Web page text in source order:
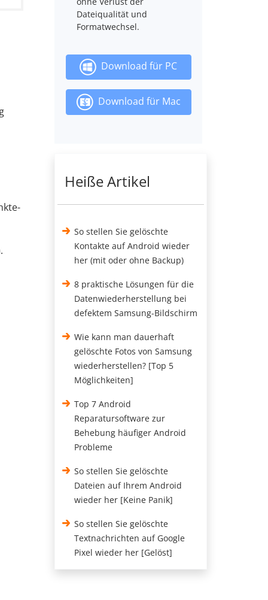
Dateiqualität und
Formatwechsel.
Download für PC
Download für Mac
Heiße Artikel
So stellen Sie gelöschte
Kontakte auf Android wieder
her (mit oder ohne Backup)
8 praktische Lösungen für die
Datenwiederherstellung bei
defektem Samsung-Bildschirm
Wie kann man dauerhaft
gelöschte Fotos von Samsung
wiederherstellen? [Top 5
Möglichkeiten]
Top 7 Android
Reparatursoftware zur
Behebung häufiger Android
Probleme
So stellen Sie gelöschte
Dateien auf Ihrem Android
wieder her [Keine Panik]
So stellen Sie gelöschte
Textnachrichten auf Google
Pixel wieder her [Gelöst]